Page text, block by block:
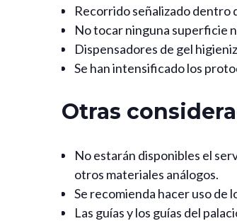
Recorrido señalizado dentro
No tocar ninguna superficie
Dispensadores de gel
Se han intensificado los
Otras
No estarán disponibles el
otros materiales análogos.
Se recomienda hacer uso de
Las guías y los guías del